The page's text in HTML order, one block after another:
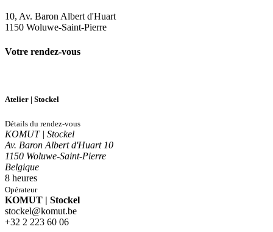
10, Av. Baron Albert d'Huart
1150 Woluwe-Saint-Pierre
Votre rendez-vous
Atelier | Stockel
Détails du rendez-vous
KOMUT | Stockel
Av. Baron Albert d'Huart 10
1150 Woluwe-Saint-Pierre
Belgique
8 heures
Opérateur
KOMUT | Stockel
stockel@komut.be
+32 2 223 60 06